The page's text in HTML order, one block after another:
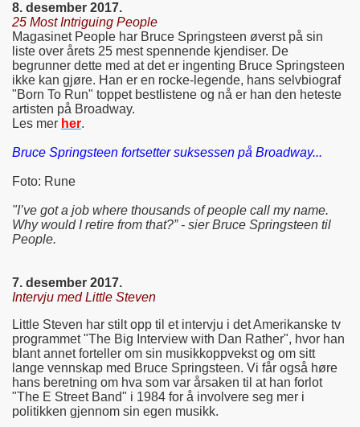
8. desember 2017.
25 Most Intriguing People
Magasinet People har Bruce Springsteen øverst på sin
liste over årets 25 mest spennende kjendiser. De
begrunner dette med at det er ingenting Bruce Springsteen
ikke kan gjøre. Han er en rocke-legende, hans selvbiograf
"Born To Run" toppet bestlistene og nå er han den heteste
artisten på Broadway.
Les mer her.
Bruce Springsteen fortsetter suksessen på Broadway...
Foto: Rune
"I’ve got a job where thousands of people call my name.
Why would I retire from that?” - sier Bruce Springsteen til
People.
7. desember 2017.
Intervju med Little Steven
Little Steven har stilt opp til et intervju i det Amerikanske tv
programmet "The Big Interview with Dan Rather", hvor han
blant annet forteller om sin musikkoppvekst og om sitt
lange vennskap med Bruce Springsteen. Vi får også høre
hans beretning om hva som var årsaken til at han forlot
"The E Street Band" i 1984 for å involvere seg mer i
politikken gjennom sin egen musikk.